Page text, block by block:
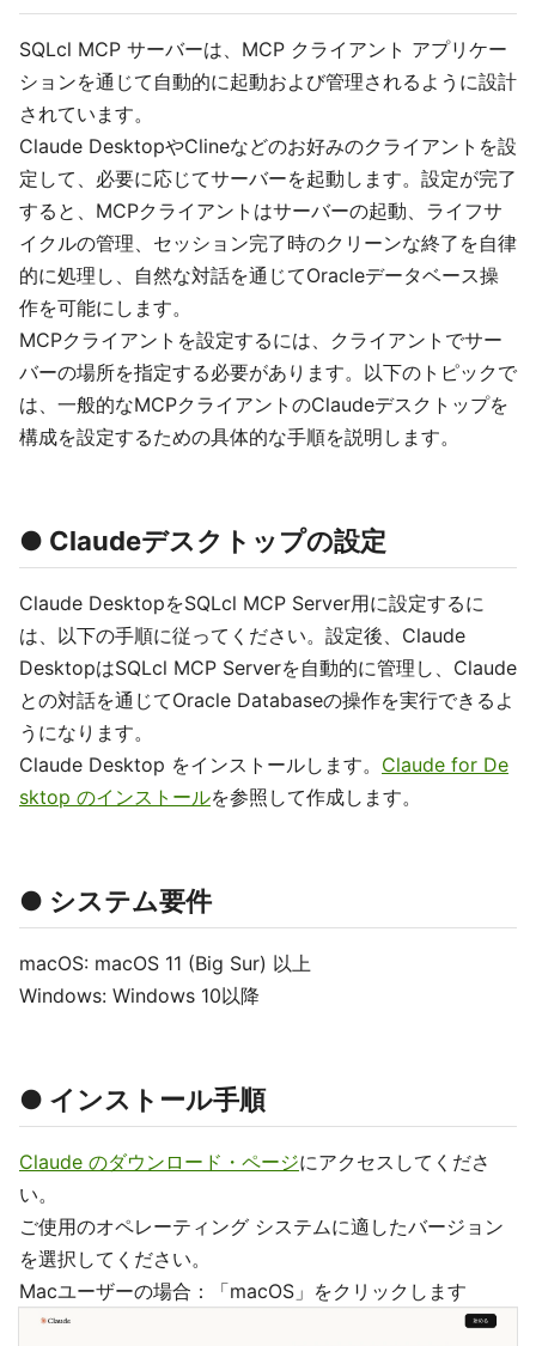
SQLcl MCP サーバーは、MCP クライアント アプリケー
ションを通じて自動的に起動および管理されるように設計
されています。
Claude DesktopやClineなどのお好みのクライアントを設
定して、必要に応じてサーバーを起動します。設定が完了
すると、MCPクライアントはサーバーの起動、ライフサ
イクルの管理、セッション完了時のクリーンな終了を自律
的に処理し、自然な対話を通じてOracleデータベース操
作を可能にします。
MCPクライアントを設定するには、クライアントでサー
バーの場所を指定する必要があります。以下のトピックで
は、一般的なMCPクライアントのClaudeデスクトップを
構成を設定するための具体的な手順を説明します。
● Claudeデスクトップの設定
Claude DesktopをSQLcl MCP Server用に設定するに
は、以下の手順に従ってください。設定後、Claude
DesktopはSQLcl MCP Serverを自動的に管理し、Claude
との対話を通じてOracle Databaseの操作を実行できるよ
うになります。
Claude Desktop をインストールします。 Claude for De
sktop のインストールを参照して作成します。
● システム要件
macOS: macOS 11 (Big Sur) 以上
Windows: Windows 10以降
● インストール手順
Claude のダウンロード・ページにアクセスしてくださ
い。
ご使用のオペレーティング システムに適したバージョン
を選択してください。
Macユーザーの場合：「macOS」をクリックします